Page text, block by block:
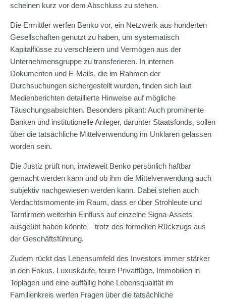
scheinen kurz vor dem Abschluss zu stehen.
Die Ermittler werfen Benko vor, ein Netzwerk aus hunderten
Gesellschaften genutzt zu haben, um systematisch
Kapitalflüsse zu verschleiern und Vermögen aus der
Unternehmensgruppe zu transferieren. In internen
Dokumenten und E-Mails, die im Rahmen der
Durchsuchungen sichergestellt wurden, finden sich laut
Medienberichten detaillierte Hinweise auf mögliche
Täuschungsabsichten. Besonders pikant: Auch prominente
Banken und institutionelle Anleger, darunter Staatsfonds, sollen
über die tatsächliche Mittelverwendung im Unklaren gelassen
worden sein.
Die Justiz prüft nun, inwieweit Benko persönlich haftbar
gemacht werden kann und ob ihm die Mittelverwendung auch
subjektiv nachgewiesen werden kann. Dabei stehen auch
Verdachtsmomente im Raum, dass er über Strohleute und
Tarnfirmen weiterhin Einfluss auf einzelne Signa-Assets
ausgeübt haben könnte – trotz des formellen Rückzugs aus
der Geschäftsführung.
Zudem rückt das Lebensumfeld des Investors immer stärker
in den Fokus. Luxuskäufe, teure Privatflüge, Immobilien in
Toplagen und eine auffällig hohe Lebensqualität im
Familienkreis werfen Fragen über die tatsächliche